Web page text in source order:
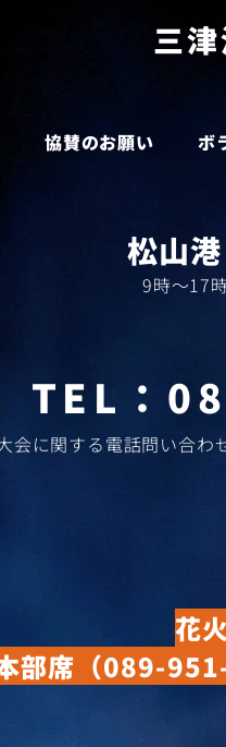
三
協賛のお願い ボ
松山
​9時～17
​TEL：
会に関する電話問い合わ
花
部席 （089-